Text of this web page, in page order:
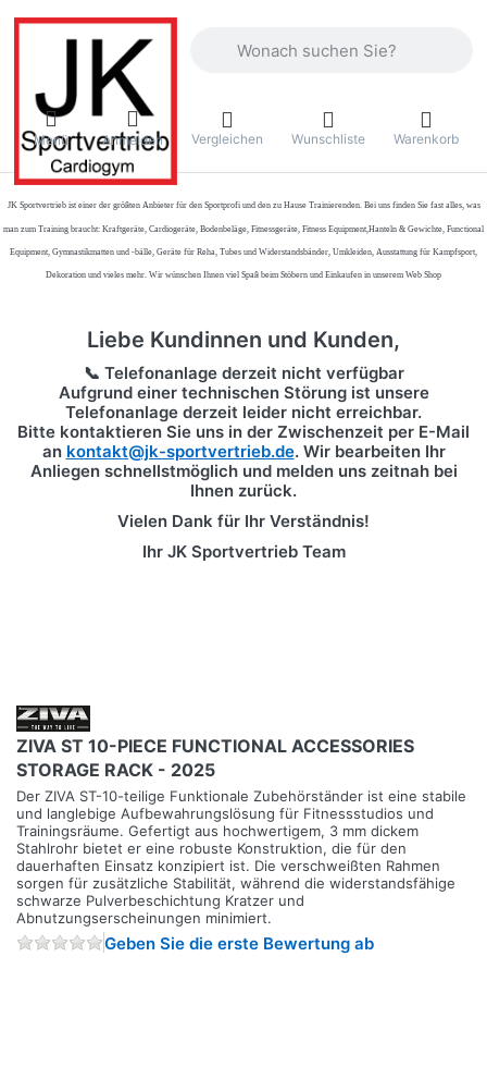
Menü Anmelden Vergleichen Wunschliste Warenkorb
JK Sportvertrieb ist einer der größten Anbieter für den Sportprofi und den zu Hause Trainierenden. Bei uns finden Sie fast alles, was
man zum Training braucht: Kraftgeräte, Cardiogeräte, Bodenbeläge, Fitnessgeräte, Fitness Equipment,Hanteln & Gewichte, Functional
Equipment, Gymnastikmatten und -bälle, Geräte für Reha, Tubes und Widerstandsbänder, Umkleiden, Ausstattung für Kampfsport,
Dekoration und vieles mehr. Wir wünschen Ihnen viel Spaß beim Stöbern und Einkaufen in unserem Web Shop
Liebe Kundinnen und Kunden,
📞 Telefonanlage derzeit nicht verfügbar
Aufgrund einer technischen Störung ist unsere
Telefonanlage derzeit leider nicht erreichbar.
Bitte kontaktieren Sie uns in der Zwischenzeit per E-Mail
an kontakt@jk-sportvertrieb.de. Wir bearbeiten Ihr
Anliegen schnellstmöglich und melden uns zeitnah bei
Ihnen zurück.
Vielen Dank für Ihr Verständnis!
Ihr JK Sportvertrieb Team
ZIVA ST 10-PIECE FUNCTIONAL ACCESSORIES
STORAGE RACK - 2025
Der ZIVA ST-10-teilige Funktionale Zubehörständer ist eine stabile
und langlebige Aufbewahrungslösung für Fitnessstudios und
Trainingsräume. Gefertigt aus hochwertigem, 3 mm dickem
Stahlrohr bietet er eine robuste Konstruktion, die für den
dauerhaften Einsatz konzipiert ist. Die verschweißten Rahmen
sorgen für zusätzliche Stabilität, während die widerstandsfähige
schwarze Pulverbeschichtung Kratzer und
Abnutzungserscheinungen minimiert.
Geben Sie die erste Bewertung ab